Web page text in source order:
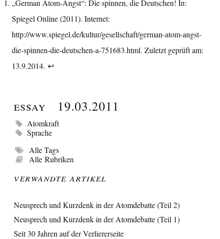
„German Atom-Angst“: Die spinnen, die Deutschen! In:
Spiegel Online (2011). Internet:
http://www.spiegel.de/kultur/gesellschaft/german-atom-angst-
die-spinnen-die-deutschen-a-751683.html. Zuletzt geprüft am:
13.9.2014. ↩︎
Essay 19.03.2011
Atomkraft
Sprache
Alle Tags
Alle Rubriken
Verwandte Artikel
Neusprech und Kurzdenk in der Atomdebatte (Teil 2)
Neusprech und Kurzdenk in der Atomdebatte (Teil 1)
Seit 30 Jahren auf der Verliererseite